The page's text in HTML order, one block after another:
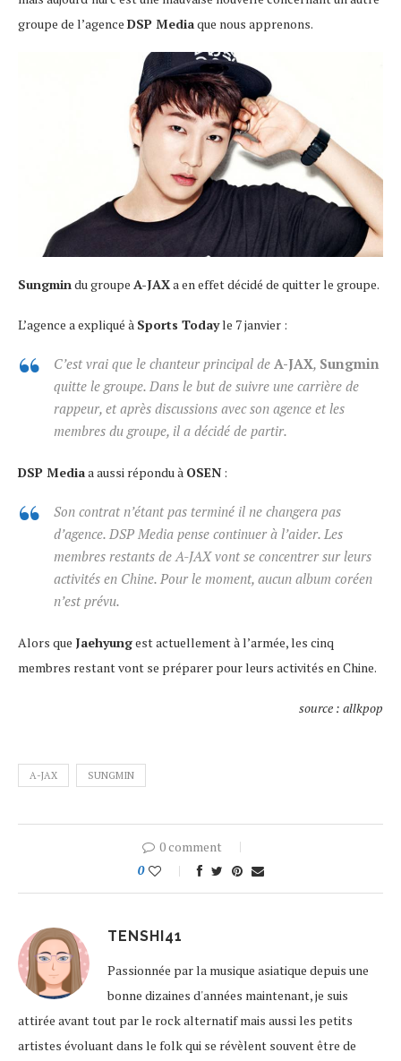
groupe de l’agence DSP Mediaque nous apprenons.
Sungmindu groupe A-JAXa en effet décidé de quitter le groupe.
L’agence a expliqué à Sports Todayle 7 janvier :
C’est vrai que le chanteur principal de A-JAX, Sungmin
quitte le groupe. Dans le but de suivre une carrière de
rappeur, et après discussions avec son agence et les
membres du groupe, il a décidé de partir.
DSP Mediaa aussi répondu à OSEN :
Son contrat n’étant pas terminé il ne changera pas
d’agence. DSP Media pense continuer à l’aider. Les
membres restants de A-JAX vont se concentrer sur leurs
activités en Chine. Pour le moment, aucun album coréen
n’est prévu.
Alors que Jaehyungest actuellement à l’armée, les cinq
membres restant vont se préparer pour leurs activités en Chine.
source : allkpop
A-JAX SUNGMIN
0 comment
0
TENSHI41
Passionnée par la musique asiatique depuis une
bonne dizaines d'années maintenant, je suis
attirée avant tout par le rock alternatif mais aussi les petits
artistes évoluant dans le folk qui se révèlent souvent être de